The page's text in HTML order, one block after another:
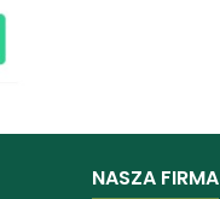
NASZA FIRMA